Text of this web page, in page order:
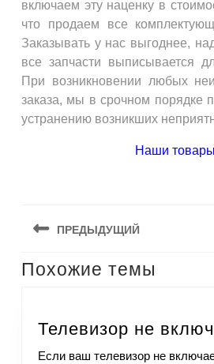
включаем эту наценку в
что продаем все
Заказывать у нас выгоднее,
все запчасти выписывается
При возникновении любых
заказа, мы в срочном порядке
устранению возникших
Наши
ПРЕДЫДУЩИЙ
Похожие темы
Телевизор не
Если ваш телевизор не включается ни с помощью